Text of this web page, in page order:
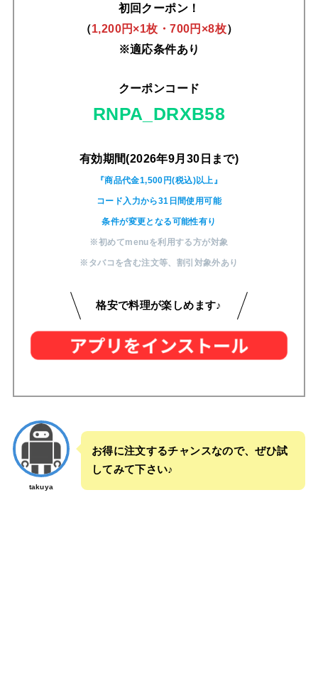
初回クーポン！
（1,200円×1枚・700円×8枚）
※適応条件あり
クーポンコード
RNPA_DRXB58
有効期間(2026年9月30日まで)
『商品代金1,500円(税込)以上』
コード入力から31日間使用可能
条件が変更となる可能性有り
※初めてmenuを利用する方が対象
※タバコを含む注文等 割引対象外あり
格安で料理が楽しめます♪
takuya
お得に注文するチャンスなので、ぜひ試
してみて下さい♪